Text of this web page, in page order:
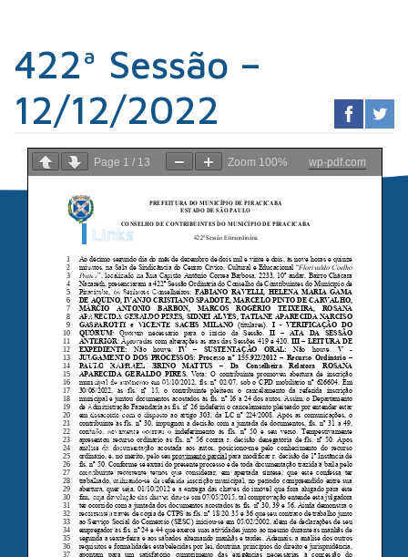
422ª Sessão –
12/12/2022
Page 1 / 13 Zoom 100% wp-pdf.com
Links
Sindicato dos
Contabilistas
Prefeitura de
Piracicaba
Portal da
Transparência
Câmara de
Vereadores de
Piracicaba
Associação dos
Advogados de São
Paulo